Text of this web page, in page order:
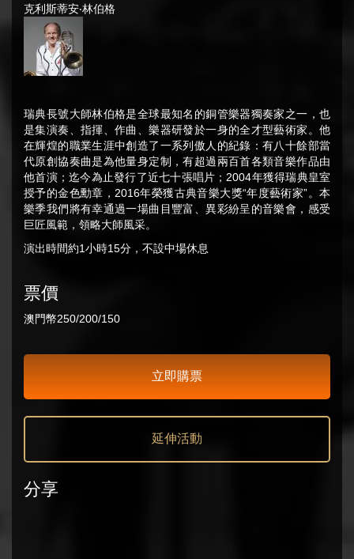
克利斯蒂安‧林伯格
瑞典長號大師林伯格是全球最知名的銅管樂器獨奏家之一，也
是集演奏、指揮、作曲、樂器研發於一身的全才型藝術家。他
在輝煌的職業生涯中創造了一系列傲人的紀錄：有八十餘部當
代原創協奏曲是為他量身定制，有超過兩百首各類音樂作品由
他首演；迄今為止發行了近七十張唱片；2004年獲得瑞典皇室
授予的金色勳章，2016年榮獲古典音樂大獎“年度藝術家”。本
樂季我們將有幸通過一場曲目豐富、異彩紛呈的音樂會，感受
巨匠風範，領略大師風采。
演出時間約1小時15分，不設中場休息
票價
澳門幣250/200/150
立即購票
延伸活動
分享